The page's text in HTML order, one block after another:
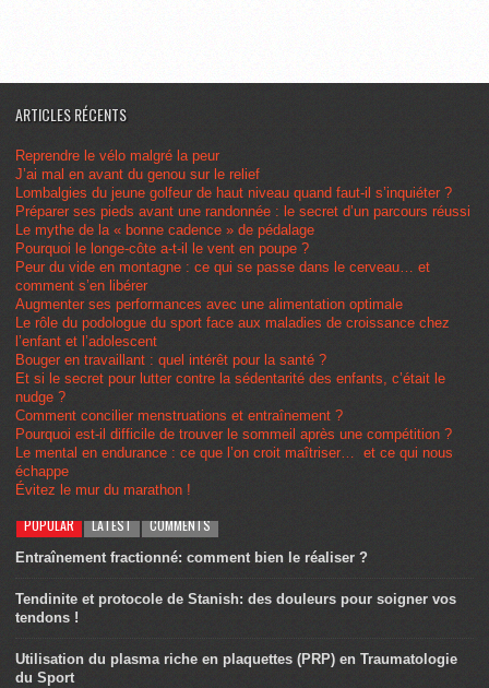
ARTICLES RÉCENTS
Reprendre le vélo malgré la peur
J’ai mal en avant du genou sur le relief
Lombalgies du jeune golfeur de haut niveau quand faut-il s’inquiéter ?
Préparer ses pieds avant une randonnée : le secret d’un parcours réussi
Le mythe de la « bonne cadence » de pédalage
Pourquoi le longe-côte a-t-il le vent en poupe ?
Peur du vide en montagne : ce qui se passe dans le cerveau… et
comment s’en libérer
Augmenter ses performances avec une alimentation optimale
Le rôle du podologue du sport face aux maladies de croissance chez
l’enfant et l’adolescent
Bouger en travaillant : quel intérêt pour la santé ?
Et si le secret pour lutter contre la sédentarité des enfants, c’était le
nudge ?
Comment concilier menstruations et entraînement ?
Pourquoi est-il difficile de trouver le sommeil après une compétition ?
Le mental en endurance : ce que l’on croit maîtriser… et ce qui nous
échappe
Évitez le mur du marathon !
POPULAR LATEST COMMENTS
Entraînement fractionné: comment bien le réaliser ?
Tendinite et protocole de Stanish: des douleurs pour soigner vos
tendons !
Utilisation du plasma riche en plaquettes (PRP) en Traumatologie
du Sport